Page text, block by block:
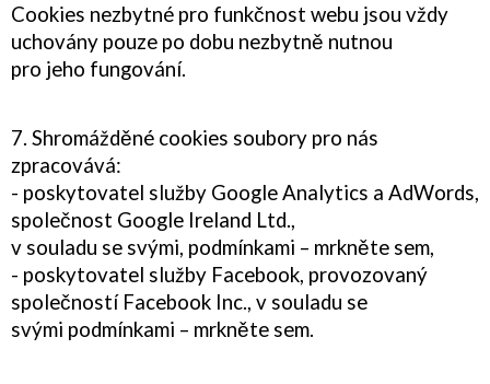
Cookies nezbytné pro funkčnost webu jsou vždy
uchovány pouze po dobu nezbytně nutnou
pro jeho fungování.
7. Shromážděné cookies soubory pro nás
zpracovává:
- poskytovatel služby Google Analytics a AdWords,
společnost Google Ireland Ltd.,
v souladu se svými, podmínkami – mrkněte sem,
- poskytovatel služby Facebook, provozovaný
společností Facebook Inc., v souladu se
svými podmínkami – mrkněte sem.